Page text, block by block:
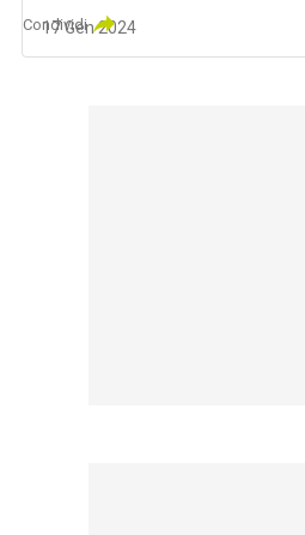
17 Gen 2024
Condividi